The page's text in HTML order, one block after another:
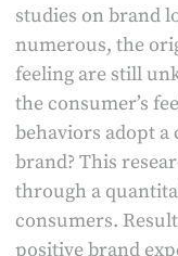
studies on brand
numerous, the
feeling are still
the consumer’s
behaviors adopt a
brand? This
through a
consumers.
positive brand